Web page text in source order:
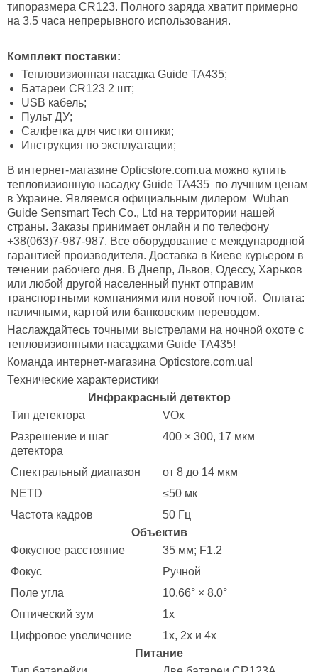
типоразмера CR123. Полного заряда хватит примерно
на 3,5 часа непрерывного использования.
Комплект поставки:
Тепловизионная насадка Guide TA435;
Батареи CR123 2 шт;
USB кабель;
Пульт ДУ;
Салфетка для чистки оптики;
Инструкция по эксплуатации;
В интернет-магазине Opticstore.com.ua можно купить
тепловизионную насадку Guide TA435 по лучшим ценам
в Украине. Являемся официальным дилером Wuhan
Guide Sensmart Tech Co., Ltd на территории нашей
страны. Заказы принимает онлайн и по телефону
+38(063)7-987-987. Все оборудование с международной
гарантией производителя. Доставка в Киеве курьером в
течении рабочего дня. В Днепр, Львов, Одессу, Харьков
или любой другой населенный пункт отправим
транспортными компаниями или новой почтой. Оплата:
наличными, картой или банковским переводом.
Наслаждайтесь точными выстрелами на ночной охоте с
тепловизионными насадками Guide TA435!
Команда интернет-магазина Opticstore.com.ua!
Технические характеристики
Инфракрасный детектор
Тип детектора
VOx
Разрешение и шаг
детектора
400 × 300, 17 мкм
Спектральный диапазон
от 8 до 14 мкм
NETD
≤50 мк
Частота кадров
50 Гц
Объектив
Фокусное расстояние
35 мм; F1.2
Фокус
Ручной
Поле угла
10.66° × 8.0°
Оптический зум
1x
Цифровое увеличение
1x, 2x и 4x
Питание